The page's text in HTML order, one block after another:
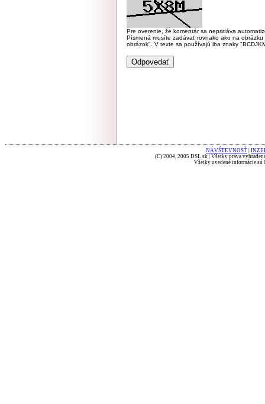
Pre overenie, že komentár sa nepridáva
Písmená musíte zadávať rovnako ako na
obrázok". V texte sa používajú iba znaky
NÁVŠTEVNOSŤ
(C) 2004, 2005 DSL.sk | Všetky práva
Všetky uvedené informácie sú